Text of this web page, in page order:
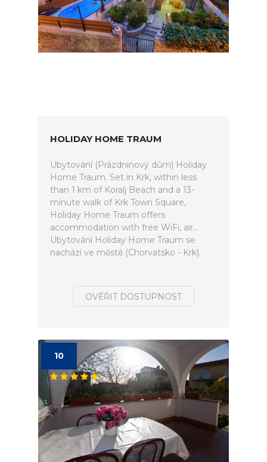
HOLIDAY HOME TRAUM
Ubytování (Prázdninový dům) Holiday
Home Traum. Set in Krk, within less
than 1 km of Koralj Beach and a 13-
minute walk of Krk Town Square,
Holiday Home Traum offers
accommodation with free WiFi, air...
Ubytování Holiday Home Traum se
nachází ve městě (Chorvatsko - Krk).
OVĚŘIT DOSTUPNOST
10